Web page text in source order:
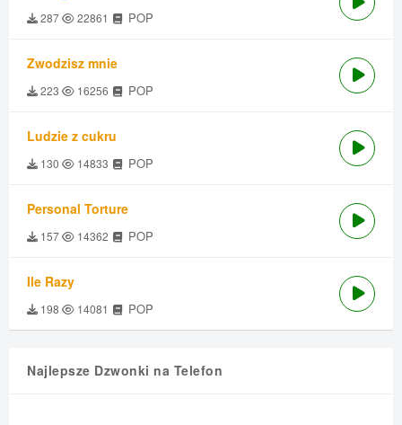
287 22861 POP
Zwodzisz mnie
223 16256 POP
Ludzie z cukru
130 14833 POP
Personal Torture
157 14362 POP
Ile Razy
198 14081 POP
Najlepsze Dzwonki na Telefon